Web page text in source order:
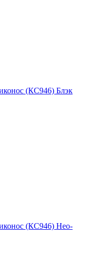
(КС946) Блэк
(КС946) Нео-